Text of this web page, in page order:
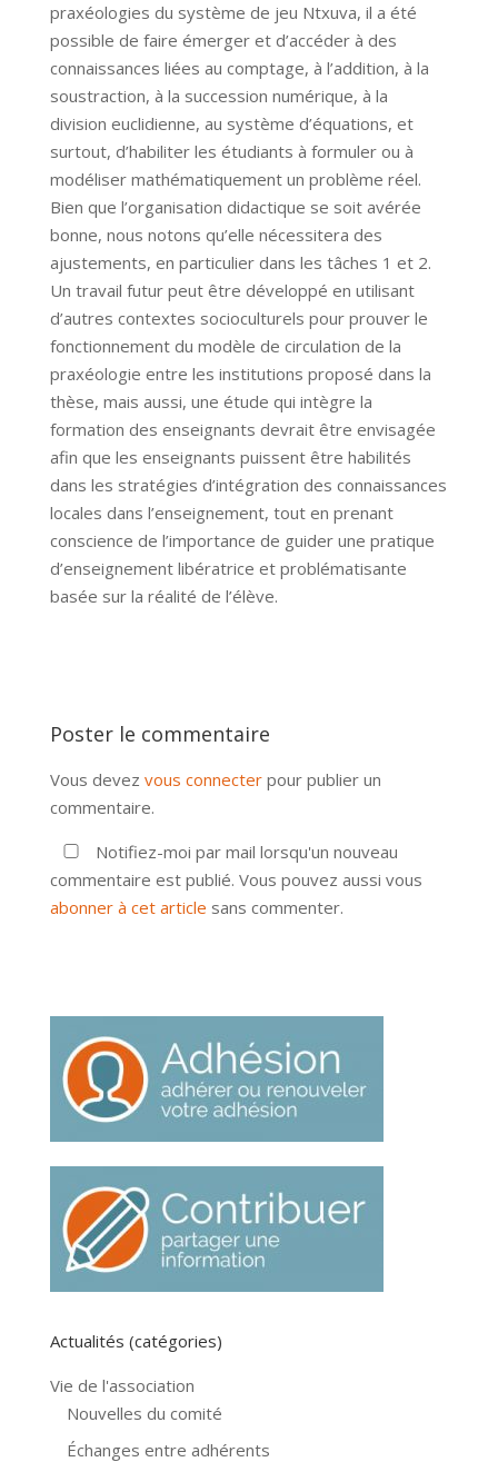
praxéologies du système de jeu Ntxuva, il a été
possible de faire émerger et d’accéder à des
connaissances liées au comptage, à l’addition, à la
soustraction, à la succession numérique, à la
division euclidienne, au système d’équations, et
surtout, d’habiliter les étudiants à formuler ou à
modéliser mathématiquement un problème réel.
Bien que l’organisation didactique se soit avérée
bonne, nous notons qu’elle nécessitera des
ajustements, en particulier dans les tâches 1 et 2.
Un travail futur peut être développé en utilisant
d’autres contextes socioculturels pour prouver le
fonctionnement du modèle de circulation de la
praxéologie entre les institutions proposé dans la
thèse, mais aussi, une étude qui intègre la
formation des enseignants devrait être envisagée
afin que les enseignants puissent être habilités
dans les stratégies d’intégration des connaissances
locales dans l’enseignement, tout en prenant
conscience de l’importance de guider une pratique
d’enseignement libératrice et problématisante
basée sur la réalité de l’élève.
Poster le commentaire
Vous devez vous connecterpour publier un
commentaire.
Notifiez-moi par mail lorsqu'un nouveau
commentaire est publié. Vous pouvez aussi vous
abonner à cet article sans commenter.
Actualités (catégories)
Vie de l'association
Nouvelles du comité
Échanges entre adhérents